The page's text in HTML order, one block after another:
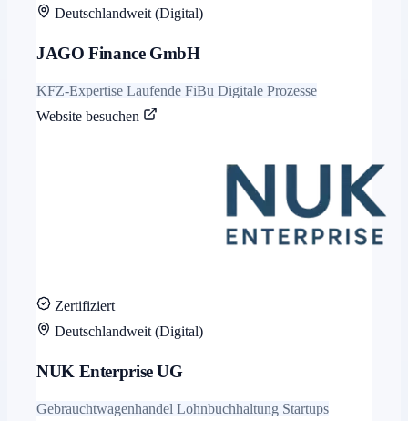
Deutschlandweit (Digital)
JAGO Finance GmbH
KFZ-Expertise Laufende FiBu Digitale Prozesse
Website besuchen
Zertifiziert
Deutschlandweit (Digital)
NUK Enterprise UG
Gebrauchtwagenhandel Lohnbuchhaltung Startups